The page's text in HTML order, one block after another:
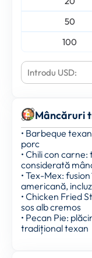
50
100
Mâncăruri
• Barbeque
porc
• Chili con
considerată
• Tex-Mex:
americană,
• Chicken Fried
sos alb cremos
• Pecan Pie:
tradițional texan